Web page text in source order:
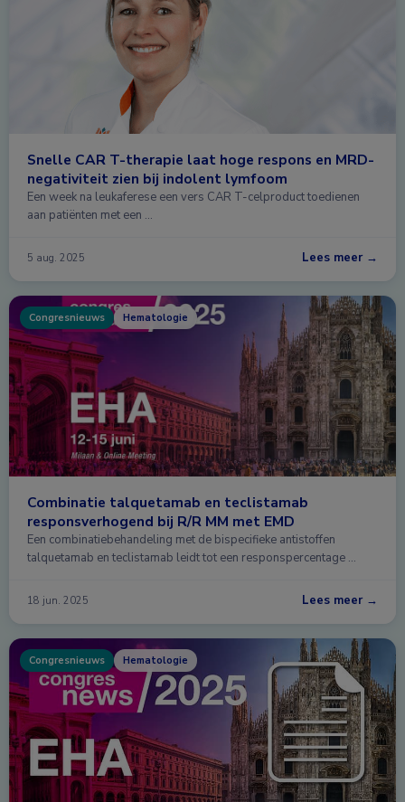
Snelle CAR T-therapie laat hoge respons en MRD-
negativiteit zien bij indolent lymfoom
Een week na leukaferese een vers CAR T-celproduct toedienen
aan patiënten met een …
5 aug. 2025 Lees meer →
Congresnieuws Hematologie
Combinatie talquetamab en teclistamab
responsverhogend bij R/R MM met EMD
Een combinatiebehandeling met de bispecifieke antistoffen
talquetamab en teclistamab leidt tot een responspercentage …
18 jun. 2025 Lees meer →
Congresnieuws Hematologie